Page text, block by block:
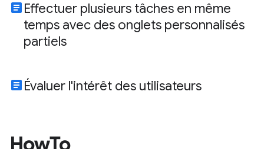
article Effectuer plusieurs tâches en même
temps avec des onglets personnalisés
partiels
article Évaluer l'intérêt des utilisateurs
HowTo